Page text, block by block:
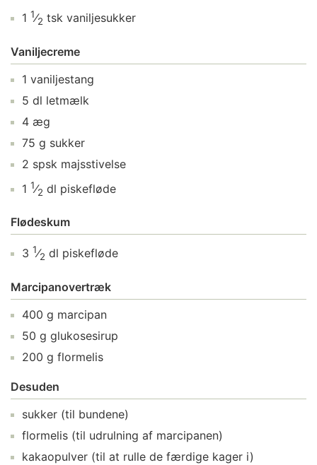
1 1⁄2 tsk vaniljesukker
Vaniljecreme
1 vaniljestang
5 dl letmælk
4 æg
75 g sukker
2 spsk majsstivelse
1 1⁄2 dl piskefløde
Flødeskum
3 1⁄2 dl piskefløde
Marcipanovertræk
400 g marcipan
50 g glukosesirup
200 g flormelis
Desuden
sukker (til bundene)
flormelis (til udrulning af marcipanen)
kakaopulver (til at rulle de færdige kager i)